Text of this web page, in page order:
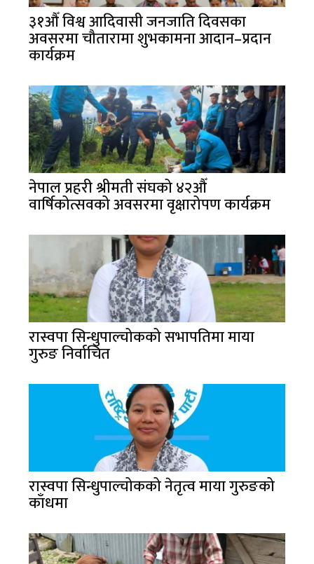
३१औँ विश्व आदिवासी जनजाति दिवसका
अवसरमा चौतारामा शुभकामना आदान–प्रदान
कार्यक्रम
नेपाल प्रहरी श्रीमती संघको ४२औँ
वार्षिकोत्सवको अवसरमा वृक्षारोपण कार्यक्रम
रास्वपा सिन्धुपाल्चोकको सभापतिमा माया
गुरुङ निर्वाचित
रास्वपा सिन्धुपाल्चोकको नेतृत्व माया गुरुङको
काँधमा